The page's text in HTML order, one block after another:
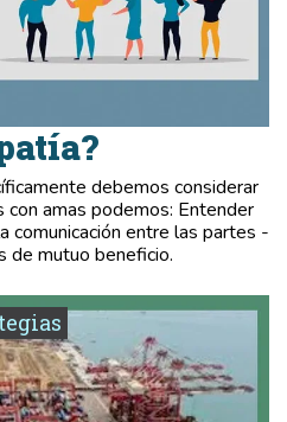
debemos considerar
con amas podemos: Entender
comunicación entre las partes -
de mutuo beneficio.